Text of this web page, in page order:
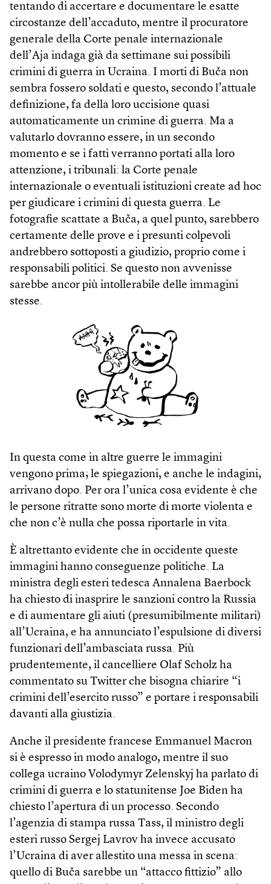
tentando di accertare e documentare le esatte
circostanze dell’accaduto, mentre il procuratore
generale della Corte penale internazionale
dell’Aja indaga già da settimane sui possibili
crimini di guerra in Ucraina. I morti di Buča non
sembra fossero soldati e questo, secondo l’attuale
definizione, fa della loro uccisione quasi
automaticamente un crimine di guerra. Ma a
valutarlo dovranno essere, in un secondo
momento e se i fatti verranno portati alla loro
attenzione, i tribunali: la Corte penale
internazionale o eventuali istituzioni create ad hoc
per giudicare i crimini di questa guerra. Le
fotografie scattate a Buča, a quel punto, sarebbero
certamente delle prove e i presunti colpevoli
andrebbero sottoposti a giudizio, proprio come i
responsabili politici. Se questo non avvenisse
sarebbe ancor più intollerabile delle immagini
stesse.
In questa come in altre guerre le immagini
vengono prima; le spiegazioni, e anche le indagini,
arrivano dopo. Per ora l’unica cosa evidente è che
le persone ritratte sono morte di morte violenta e
che non c’è nulla che possa riportarle in vita.
È altrettanto evidente che in occidente queste
immagini hanno conseguenze politiche. La
ministra degli esteri tedesca Annalena Baerbock
ha chiesto di inasprire le sanzioni contro la Russia
e di aumentare gli aiuti (presumibilmente militari)
all’Ucraina, e ha annunciato l’espulsione di diversi
funzionari dell’ambasciata russa. Più
prudentemente, il cancelliere Olaf Scholz ha
commentato su Twitter che bisogna chiarire “i
crimini dell’esercito russo” e portare i responsabili
davanti alla giustizia.
Anche il presidente francese Emmanuel Macron
si è espresso in modo analogo, mentre il suo
collega ucraino Volodymyr Zelenskyj ha parlato di
crimini di guerra e lo statunitense Joe Biden ha
chiesto l’apertura di un processo. Secondo
l’agenzia di stampa russa Tass, il ministro degli
esteri russo Sergej Lavrov ha invece accusato
l’Ucraina di aver allestito una messa in scena:
quello di Buča sarebbe un “attacco fittizio” allo